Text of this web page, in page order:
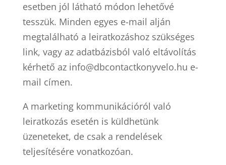
esetben jól látható módon lehetővé
tesszük. Minden egyes e-mail alján
megtalálható a leiratkozáshoz szükséges
link, vagy az adatbázisból való eltávolítás
kérhető az info@dbcontactkonyvelo.hu e-
mail címen.
A marketing kommunikációról való
leiratkozás esetén is küldhetünk
üzeneteket, de csak a rendelések
teljesítésére vonatkozóan.